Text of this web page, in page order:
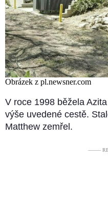
Obrázek z pl.newsner.com
V roce 1998 běžela
výše uvedené cestě.
Matthew zemřel.
–––––